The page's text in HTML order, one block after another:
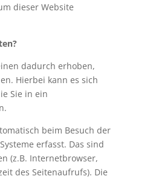
dieser Website
dadurch erhoben,
Hierbei kann es sich
Sie in ein
beim Besuch der
erfasst. Das sind
(z.B. Internetbrowser,
des Seitenaufrufs). Die